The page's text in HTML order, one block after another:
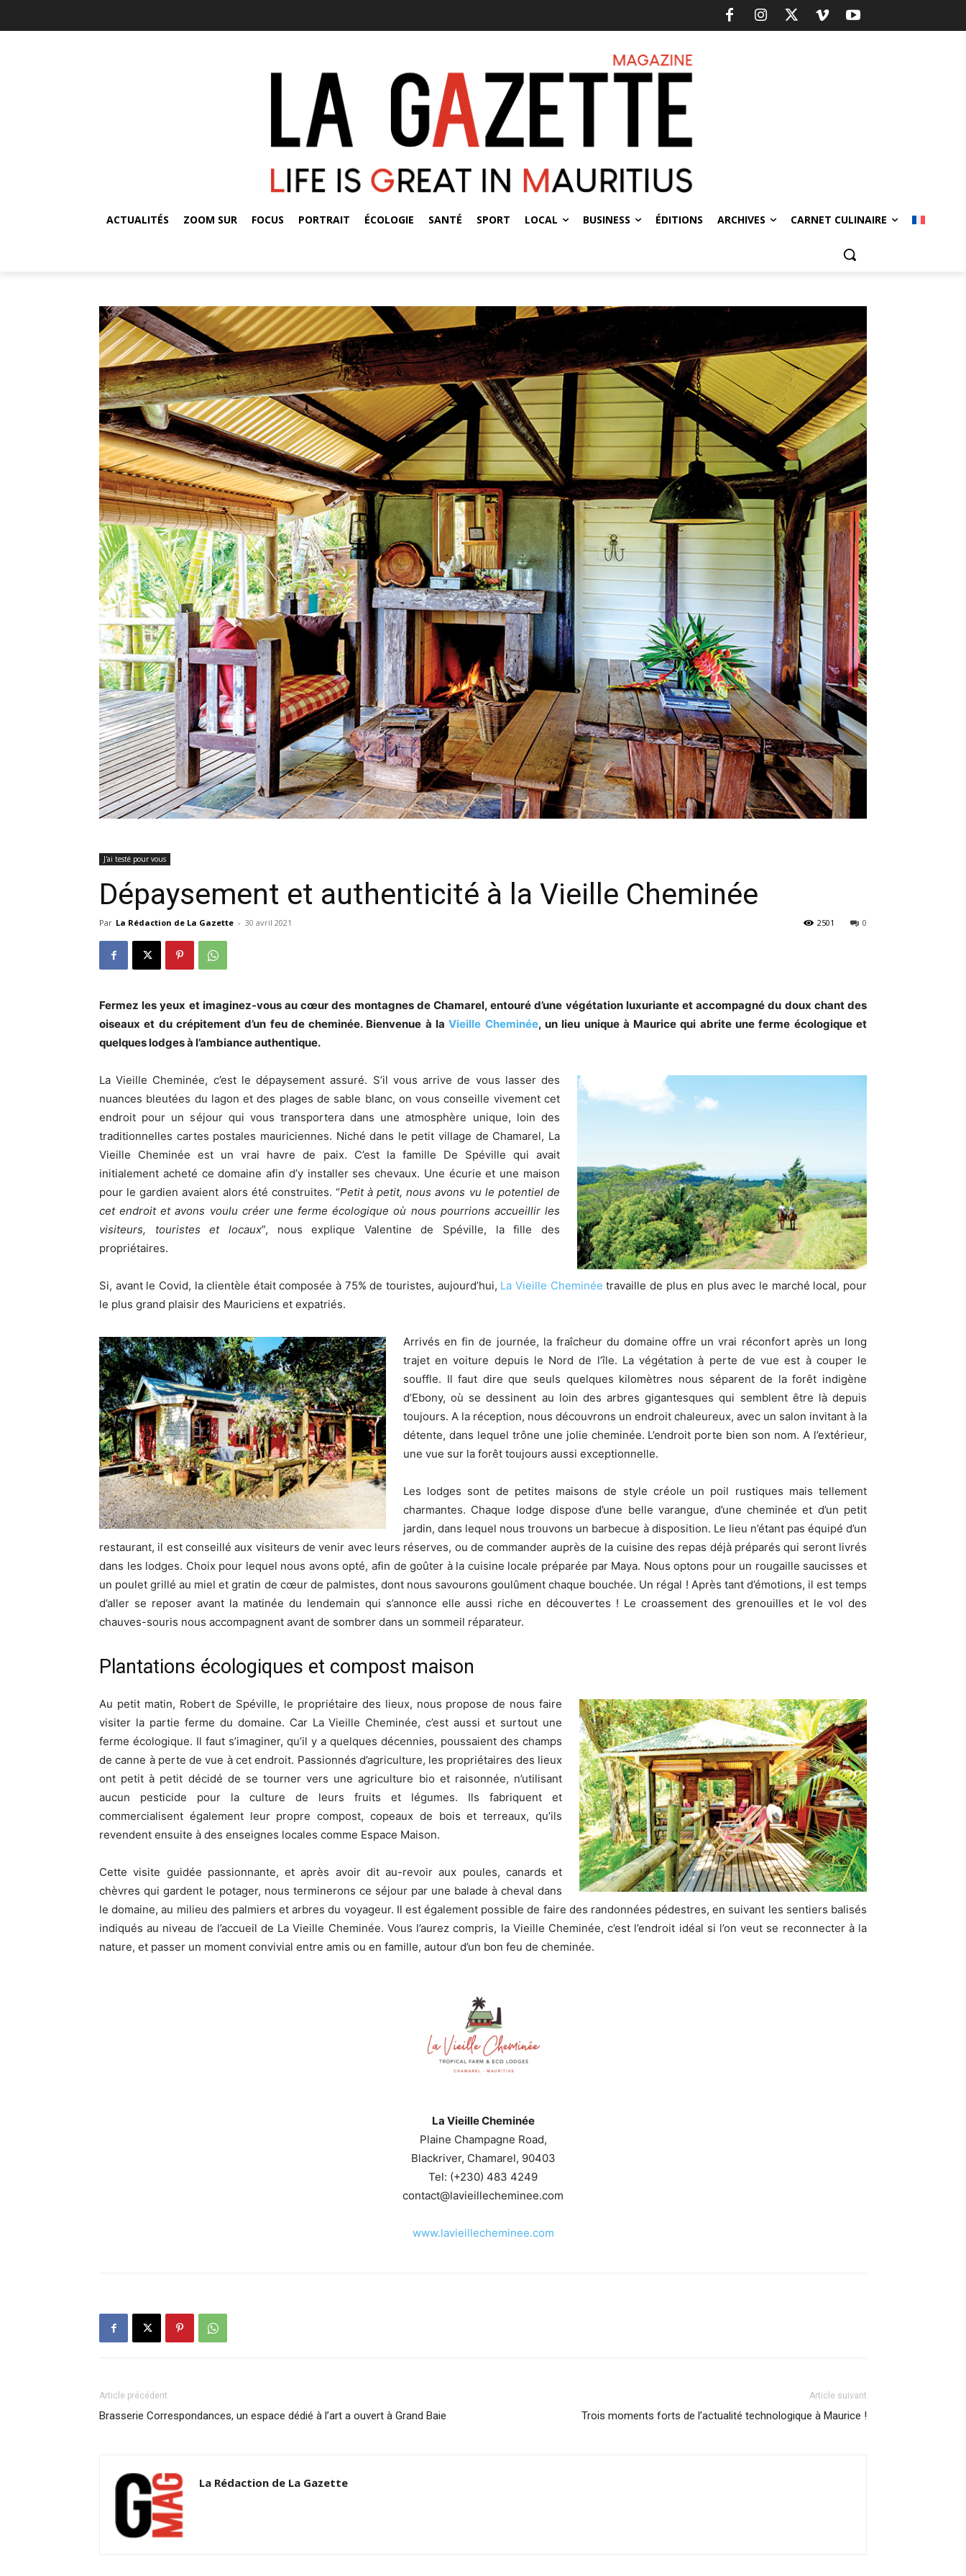
ACTUALITÉS ZOOM SUR FOCUS PORTRAIT ÉCOLOGIE SANTÉ SPORT LOCAL BUSINESS ÉDITIONS ARCHIVES CARNET CULINAIRE
J'ai testé pour vous
Dépaysement et authenticité à la Vieille Cheminée
Par La Rédaction de La Gazette - 30 avril 2021 0
2501
Fermez les yeux et imaginez-vous au cœur des montagnes de Chamarel, entouré d’une végétation luxuriante et accompagné du doux chant des
oiseaux et du crépitement d’un feu de cheminée. Bienvenue à laVieille Cheminée, un lieu unique à Maurice qui abrite une ferme écologique et
quelques lodges à l’ambiance authentique.
La Vieille Cheminée, c’est le dépaysement assuré. S’il vous arrive de vous lasser des
nuances bleutées du lagon et des plages de sable blanc, on vous conseille vivement cet
endroit pour un séjour qui vous transportera dans une atmosphère unique, loin des
traditionnelles cartes postales mauriciennes. Niché dans le petit village de Chamarel, La
Vieille Cheminée est un vrai havre de paix. C’est la famille De Spéville qui avait
initialement acheté ce domaine afin d’y installer ses chevaux. Une écurie et une maison
pour le gardien avaient alors été construites. “Petit à petit, nous avons vu le potentiel de
cet endroit et avons voulu créer une ferme écologique où nous pourrions accueillir les
visiteurs, touristes et locaux”, nous explique Valentine de Spéville, la fille des
propriétaires.
Si, avant le Covid, la clientèle était composée à 75% de touristes, aujourd’hui, La Vieille Cheminée travaille de plus en plus avec le marché local, pour
le plus grand plaisir des Mauriciens et expatriés.
Arrivés en fin de journée, la fraîcheur du domaine offre un vrai réconfort après un long
trajet en voiture depuis le Nord de l’île. La végétation à perte de vue est à couper le
souffle. Il faut dire que seuls quelques kilomètres nous séparent de la forêt indigène
d’Ebony, où se dessinent au loin des arbres gigantesques qui semblent être là depuis
toujours. A la réception, nous découvrons un endroit chaleureux, avec un salon invitant à la
détente, dans lequel trône une jolie cheminée. L’endroit porte bien son nom. A l’extérieur,
une vue sur la forêt toujours aussi exceptionnelle.
Les lodges sont de petites maisons de style créole un poil rustiques mais tellement
charmantes. Chaque lodge dispose d’une belle varangue, d’une cheminée et d’un petit
jardin, dans lequel nous trouvons un barbecue à disposition. Le lieu n’étant pas équipé d’un
restaurant, il est conseillé aux visiteurs de venir avec leurs réserves, ou de commander auprès de la cuisine des repas déjà préparés qui seront livrés
dans les lodges. Choix pour lequel nous avons opté, afin de goûter à la cuisine locale préparée par Maya. Nous optons pour un rougaille saucisses et
un poulet grillé au miel et gratin de cœur de palmistes, dont nous savourons goulûment chaque bouchée. Un régal ! Après tant d’émotions, il est temps
d’aller se reposer avant la matinée du lendemain qui s’annonce elle aussi riche en découvertes ! Le croassement des grenouilles et le vol des
chauves-souris nous accompagnent avant de sombrer dans un sommeil réparateur.
Plantations écologiques et compost maison
Au petit matin, Robert de Spéville, le propriétaire des lieux, nous propose de nous faire
visiter la partie ferme du domaine. Car La Vieille Cheminée, c’est aussi et surtout une
ferme écologique. Il faut s’imaginer, qu’il y a quelques décennies, poussaient des champs
de canne à perte de vue à cet endroit. Passionnés d’agriculture, les propriétaires des lieux
ont petit à petit décidé de se tourner vers une agriculture bio et raisonnée, n’utilisant
aucun pesticide pour la culture de leurs fruits et légumes. Ils fabriquent et
commercialisent également leur propre compost, copeaux de bois et terreaux, qu’ils
revendent ensuite à des enseignes locales comme Espace Maison.
Cette visite guidée passionnante, et après avoir dit au-revoir aux poules, canards et
chèvres qui gardent le potager, nous terminerons ce séjour par une balade à cheval dans
le domaine, au milieu des palmiers et arbres du voyageur. Il est également possible de faire des randonnées pédestres, en suivant les sentiers balisés
indiqués au niveau de l’accueil de La Vieille Cheminée. Vous l’aurez compris, la Vieille Cheminée, c’est l’endroit idéal si l’on veut se reconnecter à la
nature, et passer un moment convivial entre amis ou en famille, autour d’un bon feu de cheminée.
La Vieille Cheminée
Plaine Champagne Road,
Blackriver, Chamarel, 90403
Tel: (+230) 483 4249
contact@lavieillecheminee.com
www.lavieillecheminee.com
Article précédent
Brasserie Correspondances, un espace dédié à l’art a ouvert à Grand Baie
Article suivant
Trois moments forts de l’actualité technologique à Maurice !
La Rédaction de La Gazette